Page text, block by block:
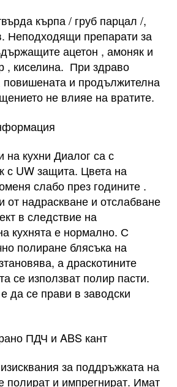
кърпа / груб парцал /,
Неподходящи препарати за
ацетон , амоняк и
, киселина. При здраво
повишената и продължителна
не влияе на вратите.
на кухни Диалог са с
с UW защита. Цвета на
слабо през годините .
от надраскване и отслабване
в следствие на
кухнята е нормално. С
полиране блясъка на
а драскотините
се използват полир пасти.
да се прави в заводски
ПДЧ и ABS кант
за поддръжката на
полират и импрегнират. Имат